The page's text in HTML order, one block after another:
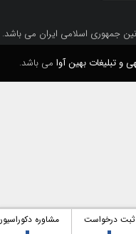
ثبت درخواست مشاوره دکوراسیون
جمهوری اسلامی ایران می باشد.
تبلیغات بهین آوامی باشد.